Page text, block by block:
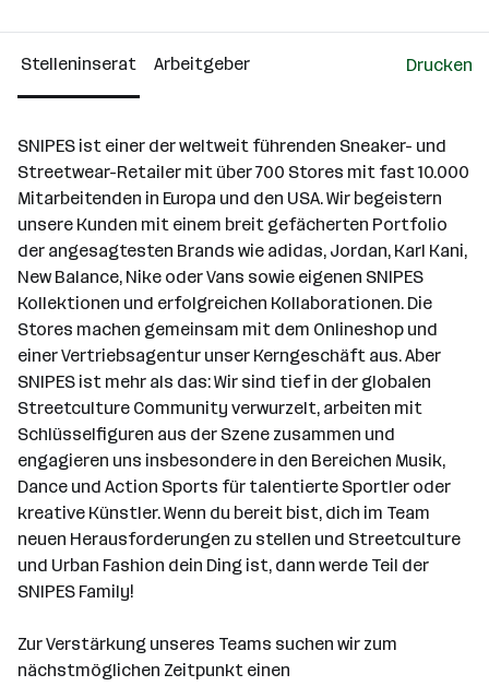
Über das Unternehmen
Wien
Stelleninserat Arbeitgeber Drucken
SNIPES ist einer der weltweit führenden Sneaker- und
Streetwear-Retailer mit über 700 Stores mit fast 10.000
Mitarbeitenden in Europa und den USA. Wir begeistern
unsere Kunden mit einem breit gefächerten Portfolio
der angesagtesten Brands wie adidas, Jordan, Karl Kani,
New Balance, Nike oder Vans sowie eigenen SNIPES
Kollektionen und erfolgreichen Kollaborationen. Die
Stores machen gemeinsam mit dem Onlineshop und
einer Vertriebsagentur unser Kerngeschäft aus. Aber
SNIPES ist mehr als das: Wir sind tief in der globalen
Streetculture Community verwurzelt, arbeiten mit
Schlüsselfiguren aus der Szene zusammen und
engagieren uns insbesondere in den Bereichen Musik,
Dance und Action Sports für talentierte Sportler oder
kreative Künstler. Wenn du bereit bist, dich im Team
neuen Herausforderungen zu stellen und Streetculture
und Urban Fashion dein Ding ist, dann werde Teil der
SNIPES Family!
Zur Verstärkung unseres Teams suchen wir zum
nächstmöglichen Zeitpunkt einen